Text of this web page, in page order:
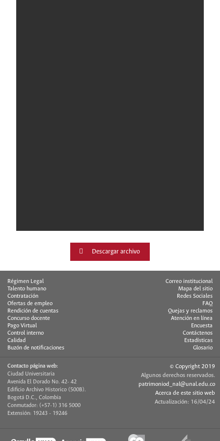
Descargar archivo
Régimen Legal
Talento humano
Contratación
Ofertas de empleo
Rendición de cuentas
Concurso docente
Pago Virtual
Control interno
Calidad
Buzón de notificaciones
Correo institucional
Mapa del sitio
Redes Sociales
FAQ
Quejas y reclamos
Atención en línea
Encuesta
Contáctenos
Estadísticas
Glosario
Contacto página web:
Ciudad Universitaria
Avenida El Dorado No. 42- 42
Edificio Archivo Historico (500B).
Bogotá D.C., Colombia
Conmutador: (+57-1) 316 5000
Extensión: 19243 - 19246
© Copyright 2019
Algunos derechos reservados.
patrimoniod_nal@unal.edu.co
Acerca de este sitio web
Actualización: 16/04/24